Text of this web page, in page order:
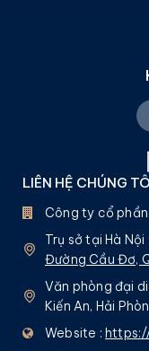
LIÊN HỆ CHÚNG
Công ty cổ phần
Trụ sở tại Hà Nội :
Đường Cầu Đơ,
Văn phòng đại
Kiến An, Hải
Website :